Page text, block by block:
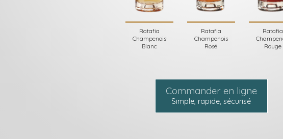
Ratafia
Champenois
Blanc
Ratafia
Champenois
Rosé
Ratafia
Rouge
Commander en ligne
Simple, rapide, sécurisé